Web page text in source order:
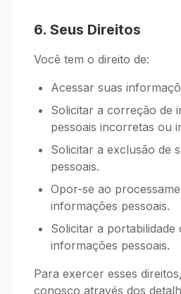
6. Seus Direitos
Você tem o direito de:
Acessar suas
Solicitar a correção de
pessoais incorretas ou
Solicitar a exclusão de
pessoais.
Opor-se ao
informações pessoais.
Solicitar a portabilidade
informações pessoais.
Para exercer esses
conosco através dos